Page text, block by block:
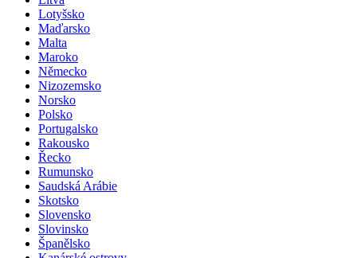
Litva
Lotyšsko
Maďarsko
Malta
Maroko
Německo
Nizozemsko
Norsko
Polsko
Portugalsko
Rakousko
Řecko
Rumunsko
Saudská Arábie
Skotsko
Slovensko
Slovinsko